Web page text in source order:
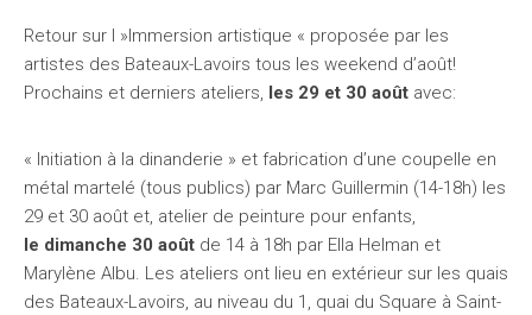
Retour sur l »Immersion artistique « proposée par les
artistes des Bateaux-Lavoirs tous les weekend d’août!
Prochains et derniers ateliers, les 29 et 30 août avec:
« Initiation à la dinanderie » et fabrication d’une coupelle en
métal martelé (tous publics) par Marc Guillermin (14-18h) les
29 et 30 août et, atelier de peinture pour enfants,
le dimanche 30 août de 14 à 18h par Ella Helman et
Marylène Albu. Les ateliers ont lieu en extérieur sur les quais
des Bateaux-Lavoirs, au niveau du 1, quai du Square à Saint-